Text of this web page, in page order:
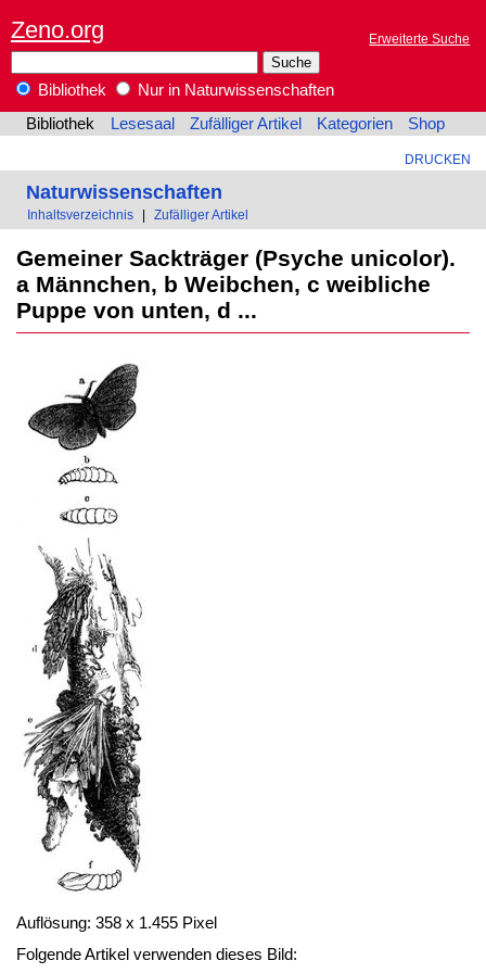
Zeno.org Erweiterte Suche
Bibliothek
Nur in Naturwissenschaften
Bibliothek
Lesesaal Zufälliger Artikel Kategorien Shop
DRUCKEN
Naturwissenschaften
Inhaltsverzeichnis Zufälliger Artikel
Gemeiner Sackträger (Psyche unicolor).
a Männchen, b Weibchen, c weibliche
Puppe von unten, d ...
Auflösung: 358 x 1.455 Pixel
Folgende Artikel verwenden dieses Bild: